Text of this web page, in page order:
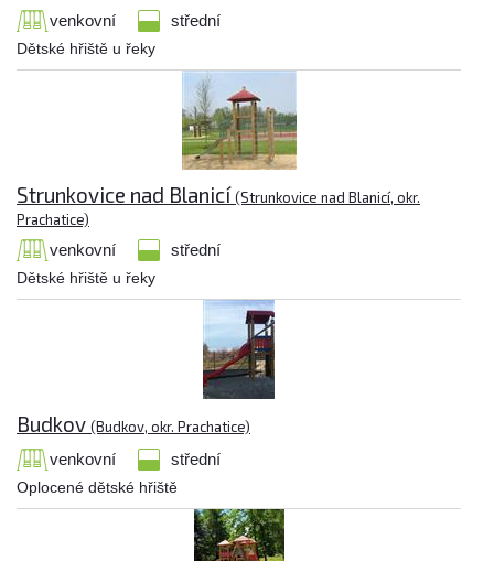
venkovní střední
Dětské hřiště u řeky
Strunkovice nad Blanicí(Strunkovice nad Blanicí, okr.
Prachatice)
venkovní střední
Dětské hřiště u řeky
Budkov (Budkov, okr. Prachatice)
venkovní střední
Oplocené dětské hřiště